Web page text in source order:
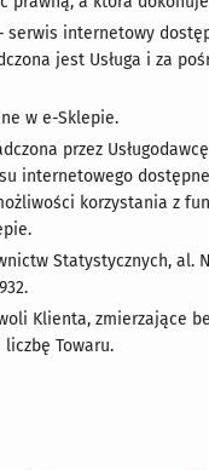
serwis internetowy
jest Usługa i za
w e-Sklepie.
przez
internetowego
korzystania z
Statystycznych, al.
Klienta, zmierzające
Towaru.